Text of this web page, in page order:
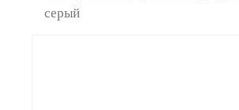
серый